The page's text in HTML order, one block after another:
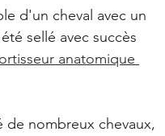
d'un cheval avec un
sellé avec succès
anatomique
de nombreux chevaux,